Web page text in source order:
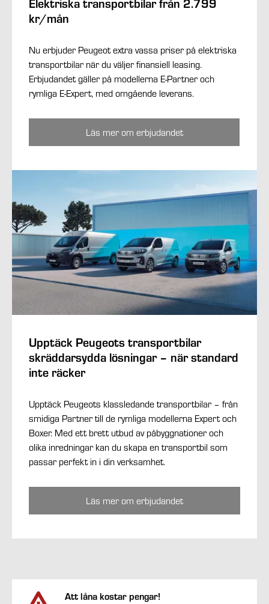
kr/mån
Nu erbjuder Peugeot extra vassa priser på elektriska
transportbilar när du väljer finansiell leasing.
Erbjudandet gäller på modellerna E-Partner och
rymliga E-Expert, med omgående leverans.
Läs mer om erbjudandet
Upptäck Peugeots transportbilar
skräddarsydda lösningar – när standard
inte räcker
Upptäck Peugeots klassledande transportbilar – från
smidiga Partner till de rymliga modellerna Expert och
Boxer. Med ett brett utbud av påbyggnationer och
olika inredningar kan du skapa en transportbil som
passar perfekt in i din verksamhet.
Läs mer om erbjudandet
Att låna kostar pengar!